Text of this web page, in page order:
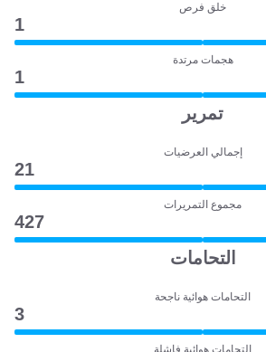
خلق فرص
1
هجمات مرتدة
1
تمرير
إجمالي العرضيات
21
مجموع التمريرات
427
التحامات
التحامات هوائية ناجحة
3
التحامات هوائية فاشلة